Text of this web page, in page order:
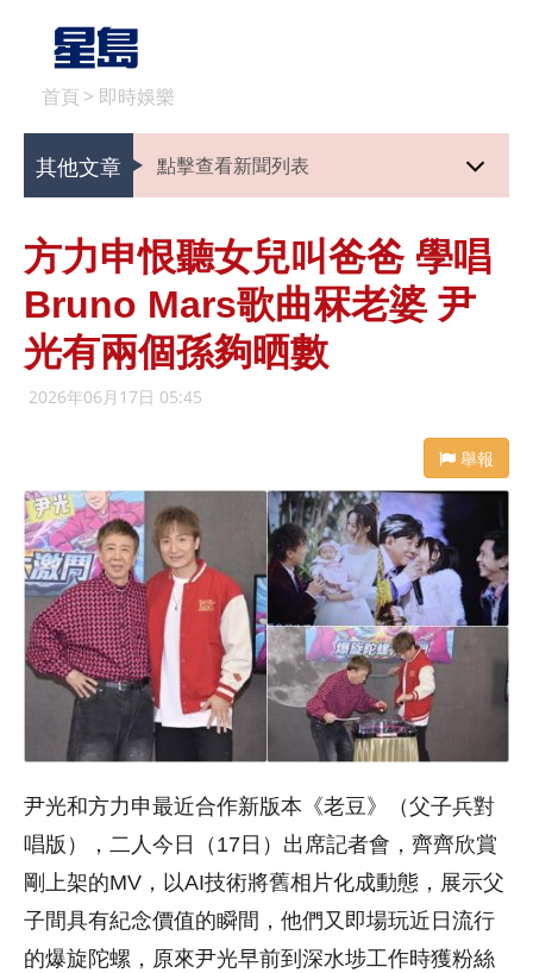
首頁 > 即時娛樂
其他文章 點擊查看新聞列表
方力申恨聽女兒叫爸爸 學唱
Bruno Mars歌曲冧老婆 尹
光有兩個孫夠晒數
2026年06月17日 05:45
舉報
尹光和方力申最近合作新版本《老豆》（父子兵對
唱版），二人今日（17日）出席記者會，齊齊欣賞
剛上架的MV，以AI技術將舊相片化成動態，展示父
子間具有紀念價值的瞬間，他們又即場玩近日流行
的爆旋陀螺，原來尹光早前到深水埗工作時獲粉絲